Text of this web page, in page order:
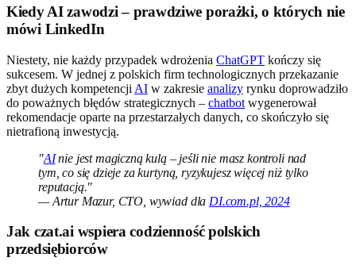
Kiedy AI zawodzi – prawdziwe porażki, o których nie
mówi LinkedIn
Niestety, nie każdy przypadek wdrożenia ChatGPT kończy się
sukcesem. W jednej z polskich firm technologicznych przekazanie
zbyt dużych kompetencji AI w zakresie analizy rynku doprowadziło
do poważnych błędów strategicznych – chatbot wygenerował
rekomendacje oparte na przestarzałych danych, co skończyło się
nietrafioną inwestycją.
"AInie jest magiczną kulą – jeśli nie masz kontroli nad
tym, co się dzieje za kurtyną, ryzykujesz więcej niż tylko
reputacją."
— Artur Mazur, CTO, wywiad dla DI.com.pl, 2024
Jak czat.ai wspiera codzienność polskich
przedsiębiorców